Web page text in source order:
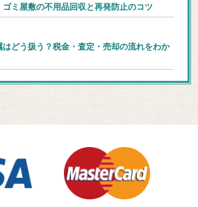
ミ屋敷の不用品回収と再発防止のコツ
どう扱う？税金・査定・売却の流れをわか
属の価値と取り扱い：プロが教える見分け方